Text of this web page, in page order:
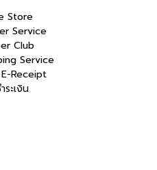
Store
Service
Club
Service
Receipt
ระเงิน